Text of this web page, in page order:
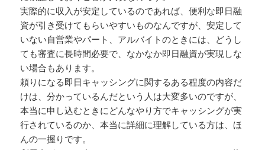
実際的に収入が安定しているのであれば、便利な即日融
資が引き受けてもらいやすいものなんですが、安定して
いない自営業やパート、アルバイトのときには、どうし
ても審査に長時間必要で、なかなか即日融資が実現しな
い場合もあります。
頼りになる即日キャッシングに関するある程度の内容だ
けは、分かっているんだという人は大変多いのですが、
本当に申し込むときにどんなやり方でキャッシングが実
行されているのか、本当に詳細に理解している方は、ほ
んの一握りです。